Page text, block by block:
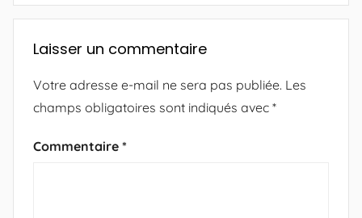
Laisser un commentaire
Votre adresse e-mail ne sera pas publiée. Les
champs obligatoires sont indiqués avec *
Commentaire *